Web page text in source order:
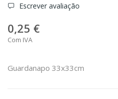
Escrever avaliação
0,25 €
Com IVA
Guardanapo 33x33cm